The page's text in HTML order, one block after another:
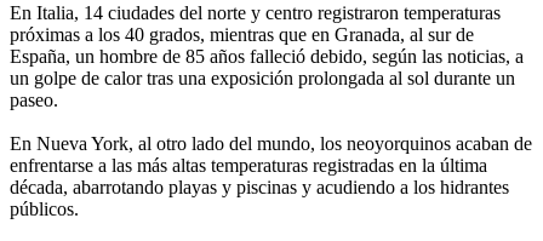
En Italia, 14 ciudades del norte y centro registraron temperaturas
próximas a los 40 grados, mientras que en Granada, al sur de
España, un hombre de 85 años falleció debido, según las noticias, a
un golpe de calor tras una exposición prolongada al sol durante un
paseo.
En Nueva York, al otro lado del mundo, los neoyorquinos acaban de
enfrentarse a las más altas temperaturas registradas en la última
década, abarrotando playas y piscinas y acudiendo a los hidrantes
públicos.